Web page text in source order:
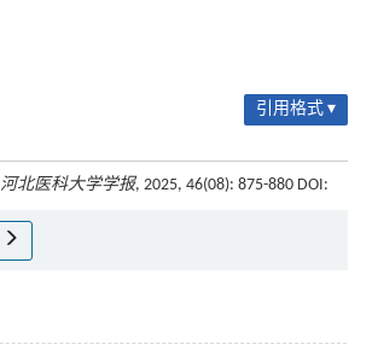
引用格式 ▾
河北医科大学学报, 2025, 46(08): 875-880 DOI: